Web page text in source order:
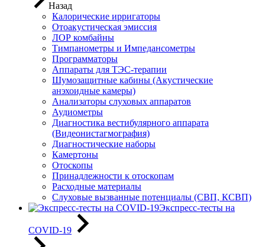
Назад
Калорические ирригаторы
Отоакустическая эмиссия
ЛОР комбайны
Тимпанометры и Импедансометры
Программаторы
Аппараты для ТЭС-терапии
Шумозащитные кабины (Акустические
анэхоидные камеры)
Анализаторы слуховых аппаратов
Аудиометры
Диагностика вестибулярного аппарата
(Видеонистагмография)
Диагностические наборы
Камертоны
Отоскопы
Принадлежности к отоскопам
Расходные материалы
Слуховые вызванные потенциалы (СВП, КСВП)
Экспресс-тесты на
COVID-19